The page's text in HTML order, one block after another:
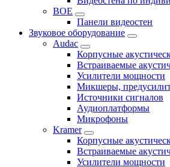
BOE
Панели видеостен
Звуковое оборудование
Audac
Корпусные
Встраиваемые
Усилители мощности
Микшеры,
Источники сигналов
Аудиоплатформы
Микрофоны
Kramer
Корпусные
Встраиваемые
Усилители мощности